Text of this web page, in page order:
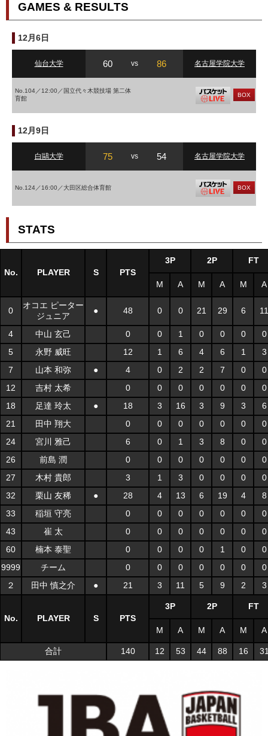
GAMES & RESULTS
12月6日
仙台大学 60 vs 86 名古屋学院大学
No.104／12:00／国立代々木競技場 第二体
育館
BOX
12月9日
白鷗大学 75 vs 54 名古屋学院大学
No.124／16:00／大田区総合体育館 BOX
STATS
No. PLAYER S PTS
3P 2P FT
M A M A M A
0
オコエ ピーター
ジュニア
● 48 0 0 21 29 6 11
4 中山 玄己 0 0 1 0 0 0
0
5
永野 威旺 12 1 6 4 6 1
3
7
山本 和弥 ● 4 0 2 2 7 0
0
12
吉村 太希 0 0 0 0 0 0
0
18
足達 玲太 ● 18 3 16 3 9 3
6
21
田中 翔大 0 0 0 0 0 0
0
24
宮川 雅己 6 0 1 3 8 0
0
26
前島 潤 0 0 0 0 0 0
0
27
木村 貴郎 3 1 3 0 0 0
0
32
栗山 友稀 ● 28 4 13 6 19 4
8
33
稲垣 守亮 0 0 0 0 0 0
0
43
崔 太 0 0 0 0 0 0
0
60
楠本 泰聖 0 0 0 0 1 0
0
9999
チーム 0 0 0 0 0 0
0
２
田中 慎之介 ● 21 3 11 5 9 2 3
No. PLAYER S PTS
3P 2P FT
M A M A M A
合計 140 12 53 44 88 16